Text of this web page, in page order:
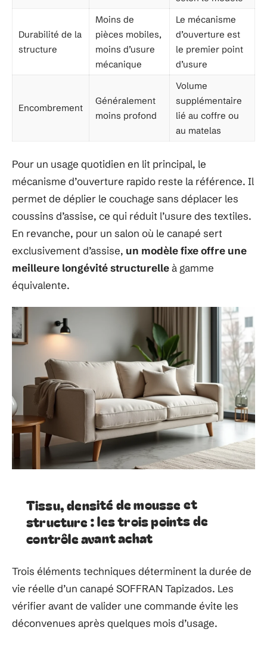
Durabilité de la
structure
Moins de
pièces mobiles,
moins d’usure
mécanique
Le mécanisme
d’ouverture est
le premier point
d’usure
Encombrement
Généralement
moins profond
Volume
supplémentaire
lié au coffre ou
au matelas
Pour un usage quotidien en lit principal, le
mécanisme d’ouverture rapido reste la référence. Il
permet de déplier le couchage sans déplacer les
coussins d’assise, ce qui réduit l’usure des textiles.
En revanche, pour un salon où le canapé sert
exclusivement d’assise, un modèle fixe offre une
meilleure longévité structurelleà gamme
équivalente.
Tissu, densité de mousse et
structure : les trois points de
contrôle avant achat
Trois éléments techniques déterminent la durée de
vie réelle d’un canapé SOFFRAN Tapizados. Les
vérifier avant de valider une commande évite les
déconvenues après quelques mois d’usage.